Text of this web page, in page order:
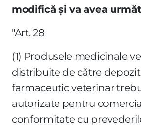
modifică şi va avea
"Art. 28
(1) Produsele medicinale
distribuite de către
farmaceutic veterinar
autorizate pentru
conformitate cu